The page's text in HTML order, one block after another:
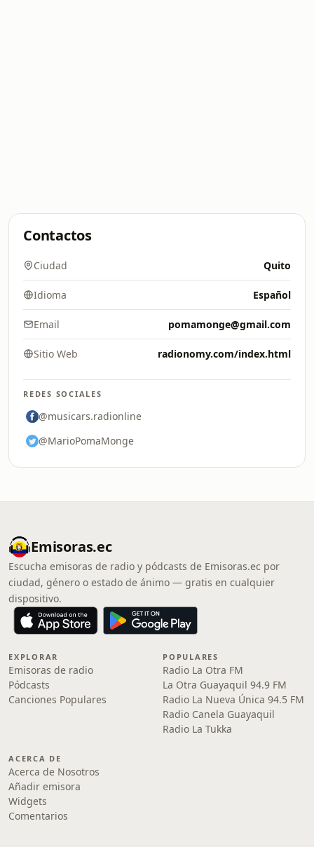
Contactos
Ciudad Quito
Idioma Español
Email pomamonge@gmail.com
Sitio Web radionomy.com/index.html
REDES SOCIALES
@musicars.radionline
@MarioPomaMonge
Emisoras.ec
Escucha emisoras de radio y pódcasts de Emisoras.ec por
ciudad, género o estado de ánimo — gratis en cualquier
dispositivo.
EXPLORAR
Emisoras de radio
Pódcasts
Canciones Populares
POPULARES
Radio La Otra FM
La Otra Guayaquil 94.9 FM
Radio La Nueva Única 94.5 FM
Radio Canela Guayaquil
Radio La Tukka
ACERCA DE
Acerca de Nosotros
Añadir emisora
Widgets
Comentarios